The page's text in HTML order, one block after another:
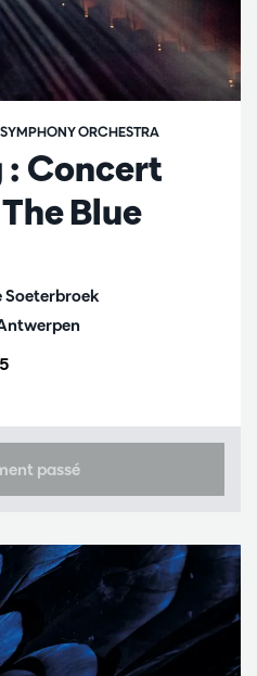
Concert
Blue
Soeterbroek
ORCHESTRA
passé